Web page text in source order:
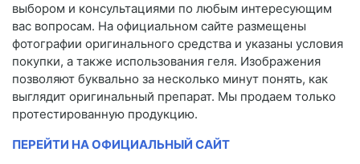
выбором и консультациями по любым интересующим
вас вопросам. На официальном сайте размещены
фотографии оригинального средства и указаны условия
покупки, а также использования геля. Изображения
позволяют буквально за несколько минут понять, как
выглядит оригинальный препарат. Мы продаем только
протестированную продукцию.
ПЕРЕЙТИ НА ОФИЦИАЛЬНЫЙ САЙТ